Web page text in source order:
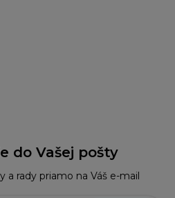
do Vašej pošty
a rady priamo na Váš e-mail